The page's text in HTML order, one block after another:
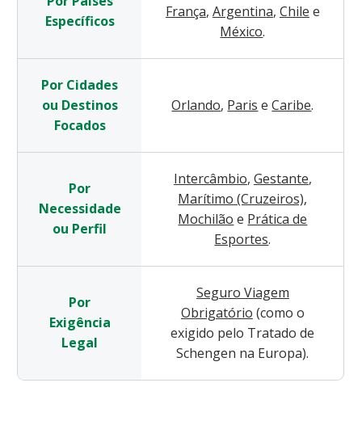
Específicos
França, Argentina, Chile e
México.
Por Cidades
ou Destinos
Focados
Orlando, Paris e Caribe.
Por
Necessidade
ou Perfil
Intercâmbio, Gestante,
Marítimo (Cruzeiros),
Mochilão e Prática de
Esportes.
Por
Exigência
Legal
Seguro Viagem
Obrigatório (como o
exigido pelo Tratado de
Schengen na Europa).